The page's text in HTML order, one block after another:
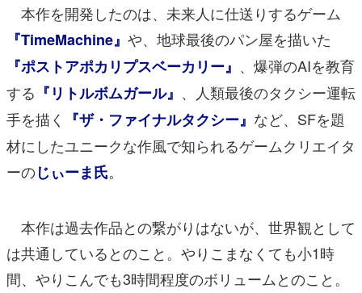
本作を開発したのは、未来人に仕送りするゲーム
『TimeMachine』 や、地球最後のパン屋を描いた
『ポストアポカリプスベーカリー』 、爆弾のAIを教育
する 『リトルボムガール』 、人類最後のタクシー運転
手を描く
『ザ・ファイナルタクシー』 など、SFを題
材にしたユニークな作風で知られるゲームクリエイタ
ーのじぃーま氏。
本作は過去作品との繋がりはないが、世界観として
は共通しているとのこと。やりこまなくても小1時
間、やりこんでも3時間程度のボリュームとのこと。